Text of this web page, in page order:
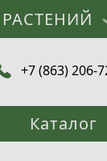
+7 (863) 206-
Каталог